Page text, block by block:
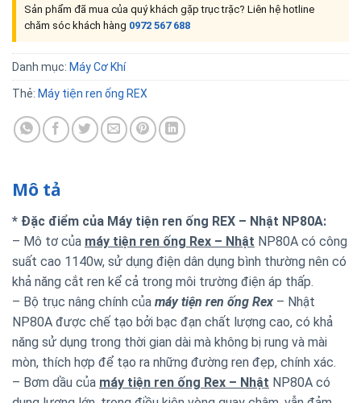
Sản phẩm đã mua của quý khách gặp trục trặc? Liên hệ hotline
chăm sóc khách hàng 0972 567 688
Danh mục: Máy Cơ Khí
Thẻ: Máy tiện ren ống REX
Mô tả
* Đặc điểm của Máy tiện ren ống REX – Nhật NP80A:
– Mô tơ của máy tiện ren ống Rex – Nhật NP80A có công
suất cao 1140w, sử dụng điện dân dụng bình thường nên có
khả năng cắt ren kể cả trong môi trường điện áp thấp.
– Bộ trục nâng chính của máy tiện ren ống Rex – Nhật
NP80A được chế tạo bởi bạc đạn chất lượng cao, có khả
năng sử dụng trong thời gian dài mà không bị rung và mài
mòn, thích hợp để tạo ra những đường ren đẹp, chính xác.
– Bơm dầu của máy tiện ren ống Rex – Nhật NP80A có